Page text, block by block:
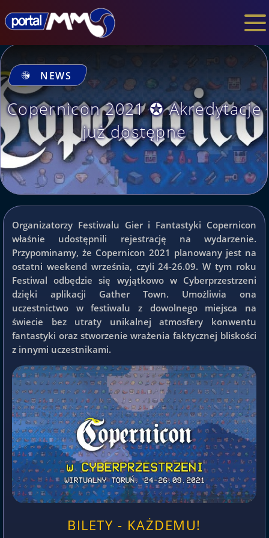
NEWS
Copernicon 2021 ✪ Akredytacje
już dostępne
Organizatorzy Festiwalu Gier i Fantastyki Copernicon
właśnie udostępnili rejestrację na wydarzenie.
Przypominamy, że Copernicon 2021 planowany jest na
ostatni weekend września, czyli 24-26.09. W tym roku
Festiwal odbędzie się wyjątkowo w Cyberprzestrzeni
dzięki aplikacji Gather Town. Umożliwia ona
uczestnictwo w festiwalu z dowolnego miejsca na
świecie bez utraty unikalnej atmosfery konwentu
fantastyki oraz stworzenie wrażenia faktycznej bliskości
z innymi uczestnikami.
BILETY - KAŻDEMU!